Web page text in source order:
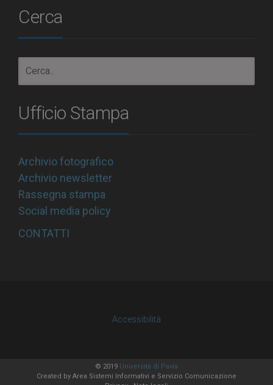
Cerca
Ufficio Stampa
Archivio fotografico
Archivio newsletter
Rassegna stampa
Social media policy
CONTATTI
Accessibilità
© 2019 Università di Pavia
Created by Area Sistemi Informativi e Servizio Comunicazione